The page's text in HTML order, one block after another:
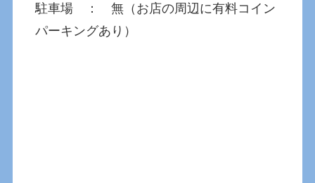
駐車場 ： 無（お店の周辺に有料コイン
パーキングあり）